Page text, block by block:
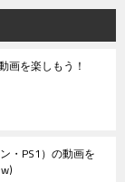
画を楽しもう！
・PS1）の動画を